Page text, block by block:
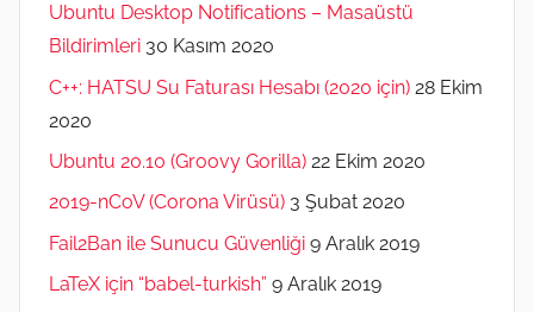
Ubuntu Desktop Notifications – Masaüstü
Bildirimleri 30 Kasım 2020
C++: HATSU Su Faturası Hesabı (2020 için) 28 Ekim
2020
Ubuntu 20.10 (Groovy Gorilla) 22 Ekim 2020
2019-nCoV (Corona Virüsü) 3 Şubat 2020
Fail2Ban ile Sunucu Güvenliği 9 Aralık 2019
LaTeX için “babel-turkish” 9 Aralık 2019